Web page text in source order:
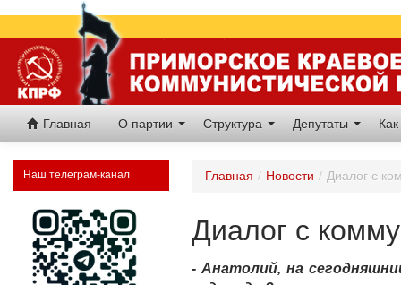
Главная О партии Структура Депутаты
Наш телеграм-канал Главная / Новости / Диалог с
Диалог с
- Анатолий, на